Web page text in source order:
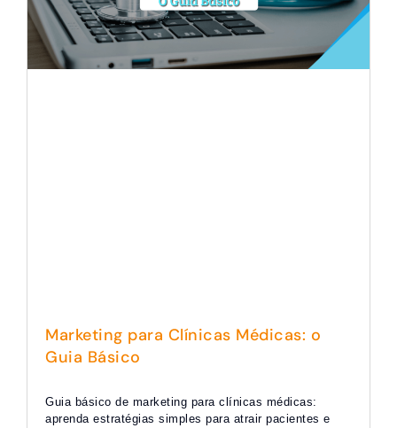
Marketing para Clínicas Médicas: o
Guia Básico
Guia básico de marketing para clínicas médicas:
aprenda estratégias simples para atrair pacientes e